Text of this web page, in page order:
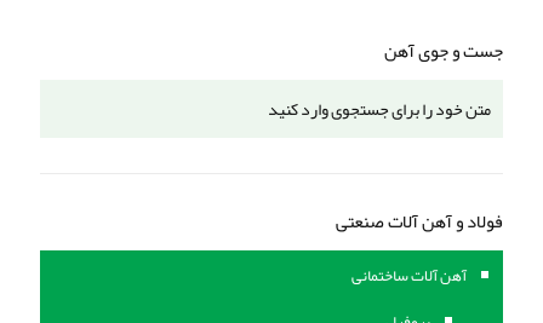
جست و جوی آهن
فولاد و آهن آلات صنعتی
آهن آلات ساختمانی